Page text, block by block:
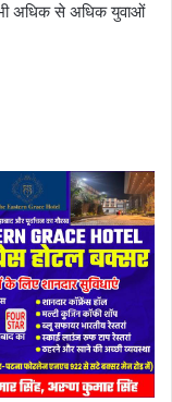
भी अधिक से अधिक युवाओं